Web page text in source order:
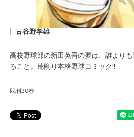
古谷野孝雄
高校野球部の新田英吾の夢は、誰より
ること。荒削り本格野球コミック!!
既刊30巻